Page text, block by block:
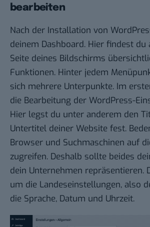
bearbeiten
Nach der Installation von
deinem Dashboard. Hier findest du
Seite deines Bildschirms
Funktionen. Hinter jedem
sich mehrere Unterpunkte. Im
die Bearbeitung der WordPress-
Hier legst du unter anderem den
Untertitel deiner Website fest.
Browser und Suchmaschinen auf
zugreifen. Deshalb sollte beides
dein Unternehmen repräsentieren.
um die Landeseinstellungen, also
die Sprache, Datum und Uhrzeit.